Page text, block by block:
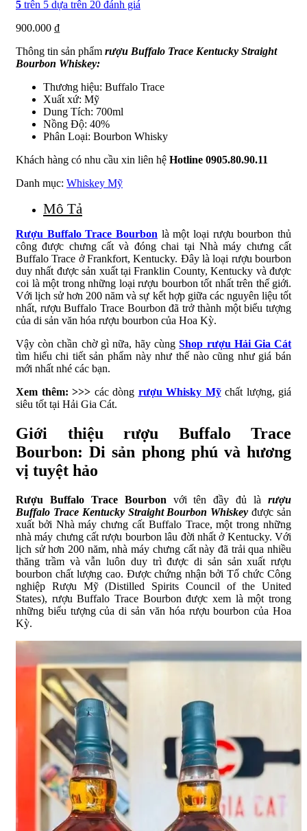
5 trên 5 dựa trên 20 đánh giá
900.000 ₫
Thông tin sản phẩm rượu Buffalo Trace Kentucky Straight
Bourbon Whiskey:
Thương hiệu: Buffalo Trace
Xuất xứ: Mỹ
Dung Tích: 700ml
Nồng Độ: 40%
Phân Loại: Bourbon Whisky
Khách hàng có nhu cầu xin liên hệ Hotline 0905.80.90.11
Danh mục: Whiskey Mỹ
Mô Tả
Rượu Buffalo Trace Bourbon là một loại rượu bourbon thủ
công được chưng cất và đóng chai tại Nhà máy chưng cất
Buffalo Trace ở Frankfort, Kentucky. Đây là loại rượu bourbon
duy nhất được sản xuất tại Franklin County, Kentucky và được
coi là một trong những loại rượu bourbon tốt nhất trên thế giới.
Với lịch sử hơn 200 năm và sự kết hợp giữa các nguyên liệu tốt
nhất, rượu Buffalo Trace Bourbon đã trở thành một biểu tượng
của di sản văn hóa rượu bourbon của Hoa Kỳ.
Vậy còn chần chờ gì nữa, hãy cùngShop rượu Hải Gia Cát
tìm hiểu chi tiết sản phẩm này như thế nào cũng như giá bán
mới nhất nhé các bạn.
Xem thêm: >>> các dòng rượu Whisky Mỹchất lượng, giá
siêu tốt tại Hải Gia Cát.
Giới thiệu rượu Buffalo Trace
Bourbon: Di sản phong phú và hương
vị tuyệt hảo
Rượu Buffalo Trace Bourbon với tên đầy đủ làrượu
Buffalo Trace Kentucky Straight Bourbon Whiskey được sản
xuất bởi Nhà máy chưng cất Buffalo Trace, một trong những
nhà máy chưng cất rượu bourbon lâu đời nhất ở Kentucky. Với
lịch sử hơn 200 năm, nhà máy chưng cất này đã trải qua nhiều
thăng trầm và vẫn luôn duy trì được di sản sản xuất rượu
bourbon chất lượng cao. Được chứng nhận bởi Tổ chức Công
nghiệp Rượu Mỹ (Distilled Spirits Council of the United
States), rượu Buffalo Trace Bourbon được xem là một trong
những biểu tượng của di sản văn hóa rượu bourbon của Hoa
Kỳ.